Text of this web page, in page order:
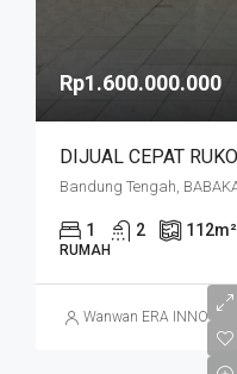
Rp1.600.000.000
Bandung Tengah,
1 2 112m²
RUMAH
Wanwan ERA INNO